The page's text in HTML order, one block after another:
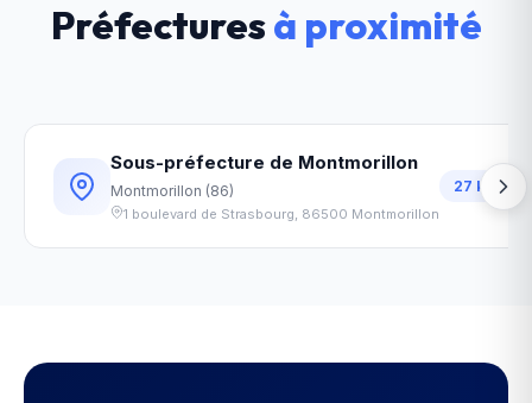
Préfecturesà proximité
Sous-préfecture de Montmorillon
Montmorillon (86)
1 boulevard de Strasbourg, 86500 Montmorillon
27 km